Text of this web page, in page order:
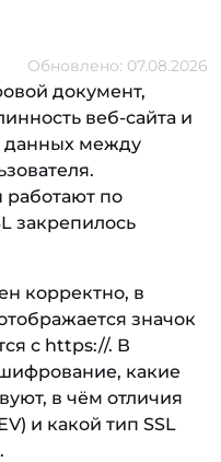
Обновлено: 07.08.2026
документ,
веб-сайта и
данных между
по
закрепилось
корректно, в
значок
с https://. В
какие
в чём отличия
и какой тип SSL